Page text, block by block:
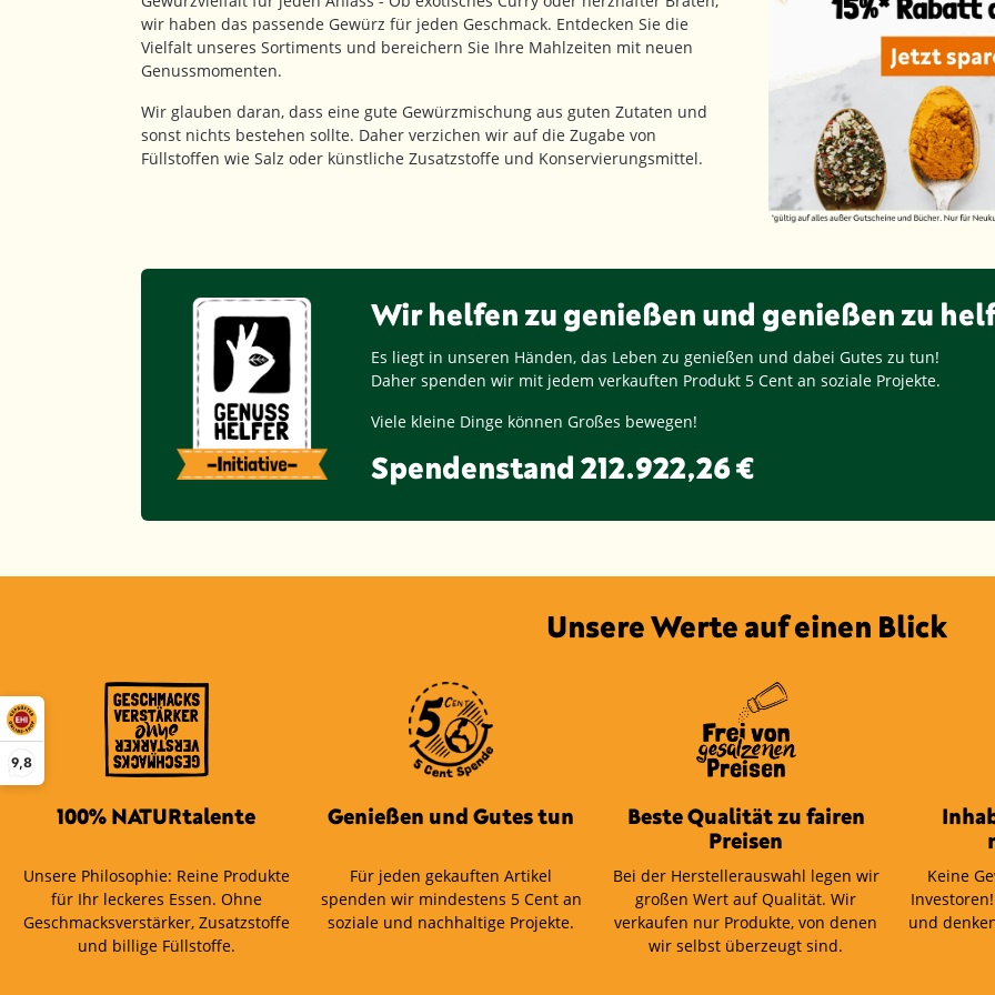
9,8
wir haben das passende Gewürz für jeden Geschmack. Entdecken Sie die
Vielfalt unseres Sortiments und bereichern Sie Ihre Mahlzeiten mit neuen
Genussmomenten.
Wir glauben daran, dass eine gute Gewürzmischung aus guten Zutaten und
sonst nichts bestehen sollte. Daher verzichen wir auf die Zugabe von
Füllstoffen wie Salz oder künstliche Zusatzstoffe und Konservierungsmittel.
Wir helfen zu genießen und genießen zu
Es liegt in unseren Händen, das Leben zu genießen und dabei Gutes zu tun!
Daher spenden wir mit jedem verkauften Produkt 5 Cent an soziale Projekte.
Viele kleine Dinge können Großes bewegen!
Spendenstand 212.922,26 €
Unsere Werte auf einen Blick
100% NATURtalente
Unsere Philosophie: Reine Produkte
für Ihr leckeres Essen. Ohne
Geschmacksverstärker, Zusatzstoffe
und billige Füllstoffe.
Genießen und Gutes tun
Für jeden gekauften Artikel
spenden wir mindestens 5 Cent an
soziale und nachhaltige Projekte.
Beste Qualität zu fairen
Preisen
Bei der Herstellerauswahl legen wir
großen Wert auf Qualität. Wir
verkaufen nur Produkte, von denen
wir selbst überzeugt sind.
Keine
und